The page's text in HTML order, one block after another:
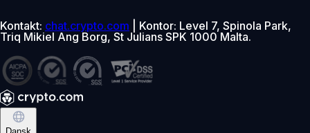
Kontakt: chat.crypto.com | Kontor: Level 7, Spinola Park,
Triq Mikiel Ang Borg, St Julians SPK 1000 Malta.